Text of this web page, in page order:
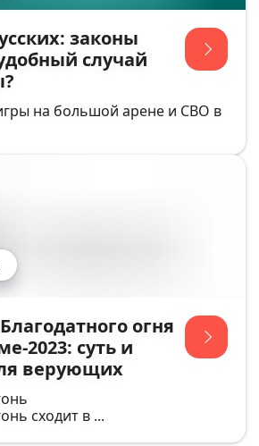
законы
случай
на большой арене и СВО в
огня
2023: суть и
верующих
сходит в ...